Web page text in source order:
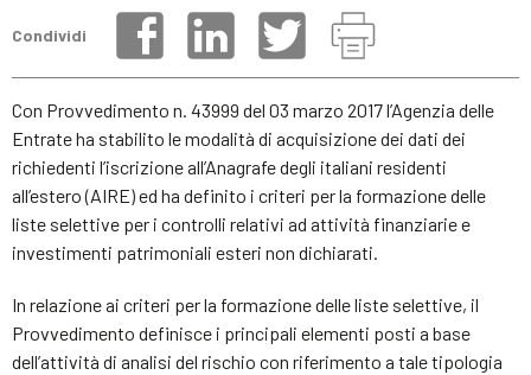
Condividi
Con Provvedimento n. 43999 del 03 marzo 2017 l’Agenzia delle
Entrate ha stabilito le modalità di acquisizione dei dati dei
richiedenti l’iscrizione all’Anagrafe degli italiani residenti
all’estero (AIRE) ed ha definito i criteri per la formazione delle
liste selettive per i controlli relativi ad attività finanziarie e
investimenti patrimoniali esteri non dichiarati.
In relazione ai criteri per la formazione delle liste selettive, il
Provvedimento definisce i principali elementi posti a base
dell’attività di analisi del rischio con riferimento a tale tipologia